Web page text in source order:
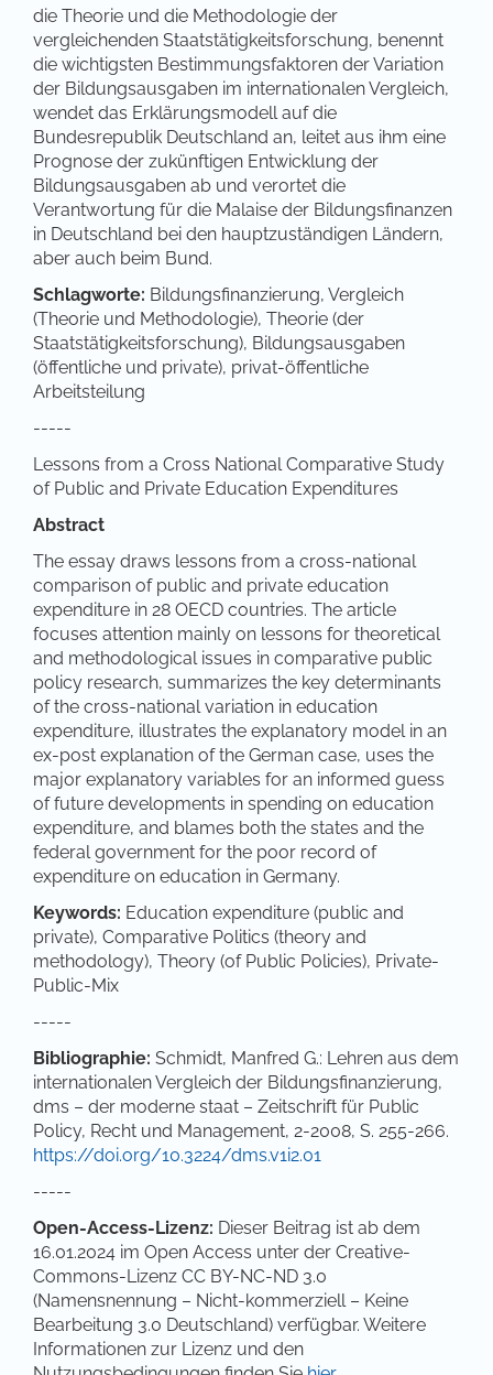
die Theorie und die Methodologie der
vergleichenden Staatstätigkeitsforschung, benennt
die wichtigsten Bestimmungsfaktoren der Variation
der Bildungsausgaben im internationalen Vergleich,
wendet das Erklärungsmodell auf die
Bundesrepublik Deutschland an, leitet aus ihm eine
Prognose der zukünftigen Entwicklung der
Bildungsausgaben ab und verortet die
Verantwortung für die Malaise der Bildungsfinanzen
in Deutschland bei den hauptzuständigen Ländern,
aber auch beim Bund.
Schlagworte: Bildungsfinanzierung, Vergleich
(Theorie und Methodologie), Theorie (der
Staatstätigkeitsforschung), Bildungsausgaben
(öffentliche und private), privat-öffentliche
Arbeitsteilung
-----
Lessons from a Cross National Comparative Study
of Public and Private Education Expenditures
Abstract
The essay draws lessons from a cross-national
comparison of public and private education
expenditure in 28 OECD countries. The article
focuses attention mainly on lessons for theoretical
and methodological issues in comparative public
policy research, summarizes the key determinants
of the cross-national variation in education
expenditure, illustrates the explanatory model in an
ex-post explanation of the German case, uses the
major explanatory variables for an informed guess
of future developments in spending on education
expenditure, and blames both the states and the
federal government for the poor record of
expenditure on education in Germany.
Keywords: Education expenditure (public and
private), Comparative Politics (theory and
methodology), Theory (of Public Policies), Private-
Public-Mix
-----
Bibliographie: Schmidt, Manfred G.: Lehren aus dem
internationalen Vergleich der Bildungsfinanzierung,
dms – der moderne staat – Zeitschrift für Public
Policy, Recht und Management, 2-2008, S. 255-266.
https://doi.org/10.3224/dms.v1i2.01
-----
Open-Access-Lizenz: Dieser Beitrag ist ab dem
16.01.2024 im Open Access unter der Creative-
Commons-Lizenz CC BY-NC-ND 3.0
(Namensnennung – Nicht-kommerziell – Keine
Bearbeitung 3.0 Deutschland) verfügbar. Weitere
Informationen zur Lizenz und den